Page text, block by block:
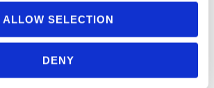
ALLOW SELECTION
DENY
EN: